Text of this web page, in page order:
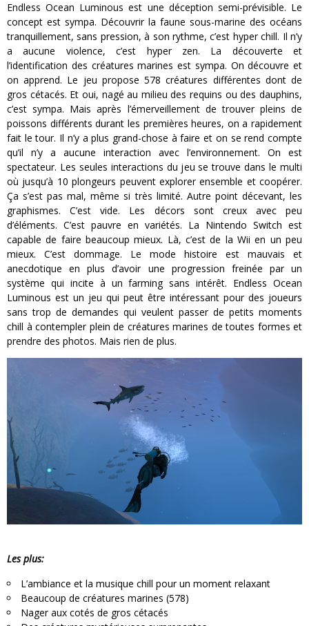
Endless Ocean Luminous est une déception semi-prévisible. Le
concept est sympa. Découvrir la faune sous-marine des océans
tranquillement, sans pression, à son rythme, c’est hyper chill. Il n’y
a aucune violence, c’est hyper zen. La découverte et
l’identification des créatures marines est sympa. On découvre et
on apprend. Le jeu propose 578 créatures différentes dont de
gros cétacés. Et oui, nagé au milieu des requins ou des dauphins,
c’est sympa. Mais après l’émerveillement de trouver pleins de
poissons différents durant les premières heures, on a rapidement
fait le tour. Il n’y a plus grand-chose à faire et on se rend compte
qu’il n’y a aucune interaction avec l’environnement. On est
spectateur. Les seules interactions du jeu se trouve dans le multi
où jusqu’à 10 plongeurs peuvent explorer ensemble et coopérer.
Ça s’est pas mal, même si très limité. Autre point décevant, les
graphismes. C’est vide. Les décors sont creux avec peu
d’éléments. C’est pauvre en variétés. La Nintendo Switch est
capable de faire beaucoup mieux. Là, c’est de la Wii en un peu
mieux. C’est dommage. Le mode histoire est mauvais et
anecdotique en plus d’avoir une progression freinée par un
système qui incite à un farming sans intérêt. Endless Ocean
Luminous est un jeu qui peut être intéressant pour des joueurs
sans trop de demandes qui veulent passer de petits moments
chill à contempler plein de créatures marines de toutes formes et
prendre des photos. Mais rien de plus.
Les plus:
L’ambiance et la musique chill pour un moment relaxant
Beaucoup de créatures marines (578)
Nager aux cotés de gros cétacés